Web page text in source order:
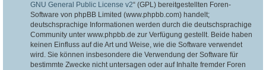
GNU General Public License v2“ (GPL) bereitgestellten Foren-
Software von phpBB Limited (www.phpbb.com) handelt;
deutschsprachige Informationen werden durch die deutschsprachige
Community unter www.phpbb.de zur Verfügung gestellt. Beide haben
keinen Einfluss auf die Art und Weise, wie die Software verwendet
wird. Sie können insbesondere die Verwendung der Software für
bestimmte Zwecke nicht untersagen oder auf Inhalte fremder Foren